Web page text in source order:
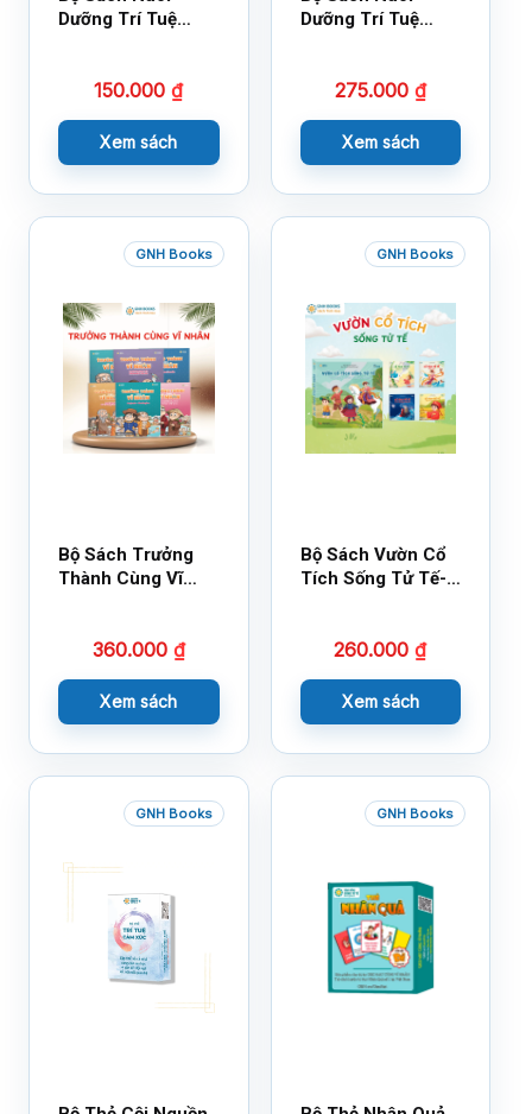
Dưỡng Trí Tuệ
150.000₫
Xem sách
Dưỡng Trí Tuệ
275.000 ₫
Xem sách
GNH Books
Bộ Sách Trưởng
Thành Cùng Vĩ
360.000 ₫
Xem sách
GNH Books
Bộ Sách Vườn Cổ
Tích Sống Tử Tế-
260.000₫
Xem sách
GNH Books GNH Books